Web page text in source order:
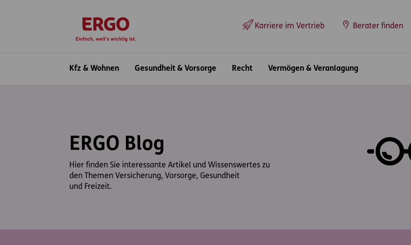
Karriere im Vertrieb Berater finden
Kfz & Wohnen
Gesundheit & Vorsorge Recht Vermögen & Veranlagung
ERGO Blog
Hier finden Sie interessante Artikel und Wissenswertes zu
den Themen Versicherung, Vorsorge, Gesundheit
und Freizeit.